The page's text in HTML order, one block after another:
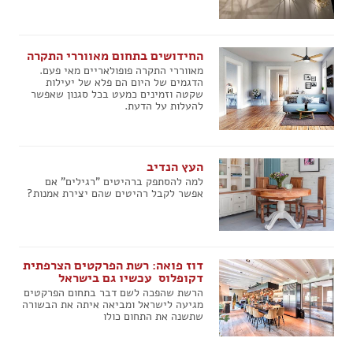
החידושים בתחום מאווררי התקרה
מאווררי התקרה פופולאריים מאי פעם.
הדגמים של היום הם פלא של יעילות
שקטה וזמינים כמעט בכל סגנון שאפשר
להעלות על הדעת.
העץ הנדיב
למה להסתפק ברהיטים "רגילים" אם
אפשר לקבל רהיטים שהם יצירת אמנות?
דוז פואה: רשת הפרקטים הצרפתית
דקופלוס  עכשיו גם בישראל
הרשת שהפכה לשם דבר בתחום הפרקטים
מגיעה לישראל ומביאה איתה את הבשורה
שתשנה את התחום כולו